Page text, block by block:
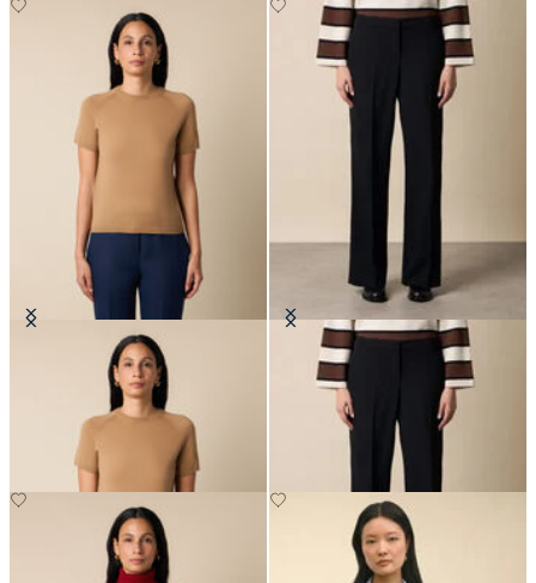
Kurzarm-Rundhals-Pullover aus
Weit geschnittene Hose aus reiner
Schurwolle